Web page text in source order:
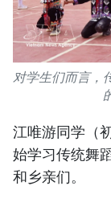
对学生们而言，
江唯游同学（
始学习传统舞
和乡亲们。